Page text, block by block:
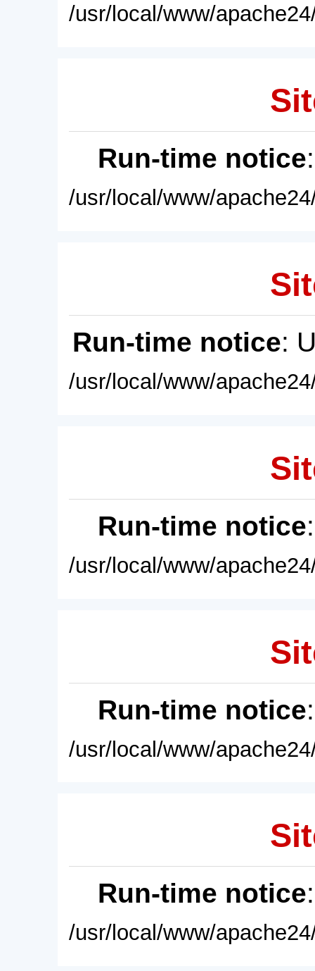
/usr/local/www/
Run-time notice
/usr/local/www/
Run-time notice:
/usr/local/www/
Run-time notice
/usr/local/www/
Run-time notice
/usr/local/www/
Run-time notice
/usr/local/www/